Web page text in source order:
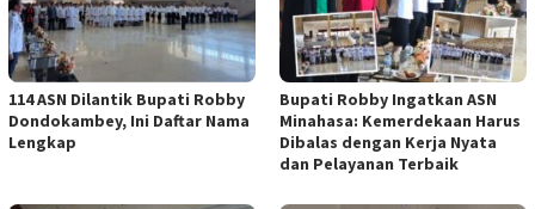
114 ASN Dilantik Bupati Robby
Dondokambey, Ini Daftar Nama
Lengkap
Bupati Robby Ingatkan ASN
Minahasa: Kemerdekaan Harus
Dibalas dengan Kerja Nyata
dan Pelayanan Terbaik